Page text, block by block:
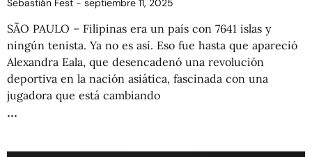
Sebastián Fest septiembre 11, 2025
SÃO PAULO – Filipinas era un país con 7641 islas y
ningún tenista. Ya no es así. Eso fue hasta que apareció
Alexandra Eala, que desencadenó una revolución
deportiva en la nación asiática, fascinada con una
jugadora que está cambiando